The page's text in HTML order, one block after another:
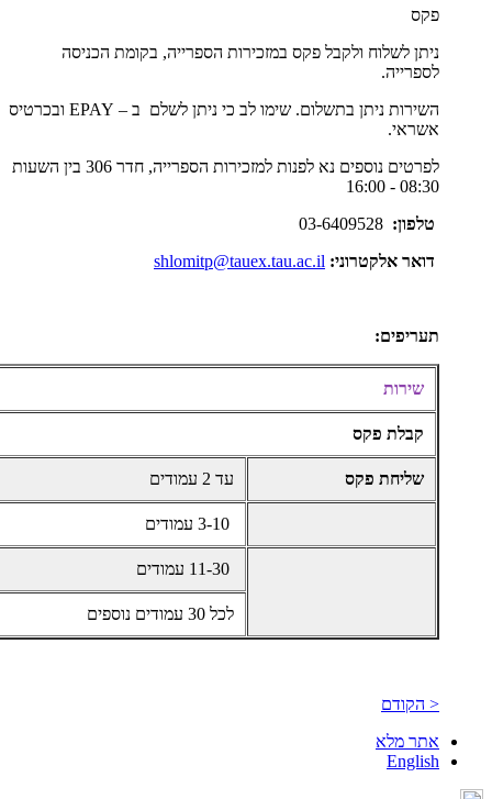
פקס
ניתן לשלוח ולקבל פקס במזכירות הספרייה, בקומת הכניסה
לספרייה.
השירות ניתן בתשלום. שימו לב כי ניתן לשלם ב – EPAY ובכרטיס
אשראי.
לפרטים נוספים נא לפנות למזכירות הספרייה, חדר 306 בין השעות
08:30 - 16:00
טלפון:
דואר אלקטרוני: shlomitp@tauex.tau.ac.il
תעריפים:
שירות
קבלת פקס
שליחת פקס עד 2 עמודים
לכל 30 עמודים נוספים
< הקודם
אתר מלא
English